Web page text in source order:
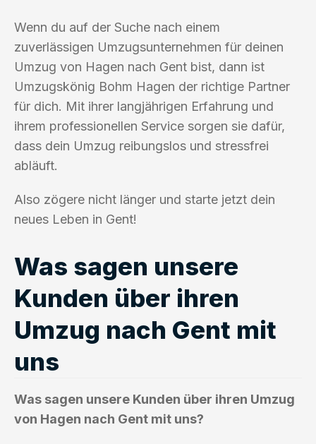
Wenn du auf der Suche nach einem
zuverlässigen Umzugsunternehmen für deinen
Umzug von Hagen nach Gent bist, dann ist
Umzugskönig Bohm Hagen der richtige Partner
für dich. Mit ihrer langjährigen Erfahrung und
ihrem professionellen Service sorgen sie dafür,
dass dein Umzug reibungslos und stressfrei
abläuft.
Also zögere nicht länger und starte jetzt dein
neues Leben in Gent!
Was sagen unsere
Kunden über ihren
Umzug nach Gent mit
uns
Was sagen unsere Kunden über ihren Umzug
von Hagen nach Gent mit uns?